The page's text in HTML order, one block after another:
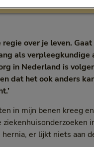
over je leven.
als
in Nederland is
dat het ook anders
in mijn benen kreeg
er lijkt niets aan